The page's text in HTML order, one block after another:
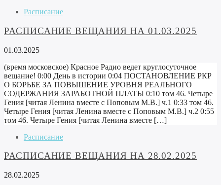
Расписание
РАСПИСАНИЕ ВЕЩАНИЯ НА 01.03.2025
01.03.2025
(время московское) Красное Радио ведет круглосуточное
вещание! 0:00 День в истории 0:04 ПОСТАНОВЛЕНИЕ РКР
О БОРЬБЕ ЗА ПОВЫШЕНИЕ УРОВНЯ РЕАЛЬНОГО
СОДЕРЖАНИЯ ЗАРАБОТНОЙ ПЛАТЫ 0:10 том 46. Четыре
Гения [читая Ленина вместе с Поповым М.В.] ч.1 0:33 том 46.
Четыре Гения [читая Ленина вместе с Поповым М.В.] ч.2 0:55
том 46. Четыре Гения [читая Ленина вместе […]
Расписание
РАСПИСАНИЕ ВЕЩАНИЯ НА 28.02.2025
28.02.2025